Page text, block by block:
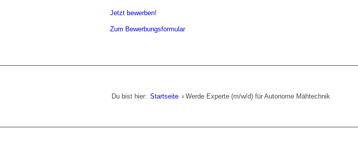
Jetzt bewerben!
Zum Bewerbungsformular
Du bist hier: Startseite » Werde Experte (m/w/d) für Autonome Mähtechnik